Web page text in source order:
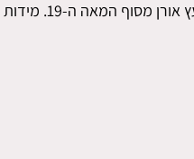
שידה עץ אורן מסוף המאה ה-19. מידות